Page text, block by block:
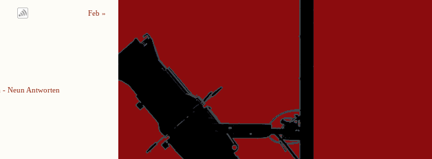
Feb »
- Neun Antworten